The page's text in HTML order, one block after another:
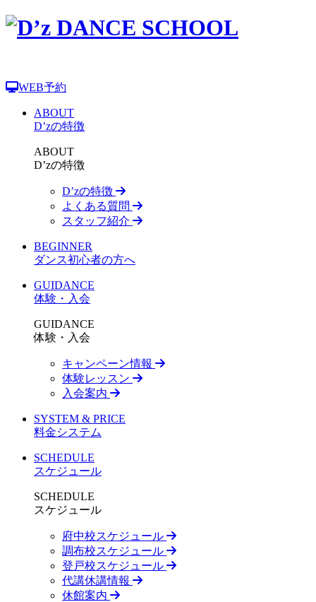
WEB予約
ABOUT
D’zの特徴
ABOUT
D’zの特徴
D’zの特徴
よくある質問
スタッフ紹介
BEGINNER
ダンス初心者の方へ
GUIDANCE
体験・入会
GUIDANCE
体験・入会
キャンペーン情報
体験レッスン
入会案内
SYSTEM & PRICE
料金システム
SCHEDULE
スケジュール
SCHEDULE
スケジュール
府中校スケジュール
調布校スケジュール
登戸校スケジュール
代講休講情報
休館案内